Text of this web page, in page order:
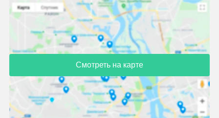
Смотреть на карте